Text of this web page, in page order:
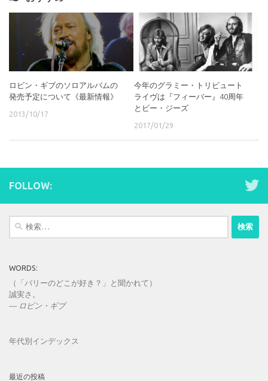
ロビン・ギブのソロアルバムの
発売予定について《最新情報》
2013/10/17
今年のグラミー・トリビュート
ライヴは『フィーバー』40周年
とビー・ジーズ
2017/01/29
FOLLOW:
WORDS:
（「バリーのどこが好き？」と聞かれて）
誠実さ。
— ロビン・ギブ
年代別インデックス
最近の投稿